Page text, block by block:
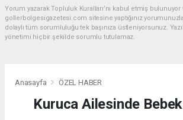
Yorum yazarak Topluluk Kuralları’nı kabul etmiş bulunuyor
gollerbolgesigazetesi.com sitesine yaptığınız
dolaylı tüm sorumluluğu tek başınıza üstleniyorsunuz.
yönetimi hiçbir şekilde sorumlu tutulamaz.
Anasayfa ÖZEL HABER
Kuruca Ailesinde